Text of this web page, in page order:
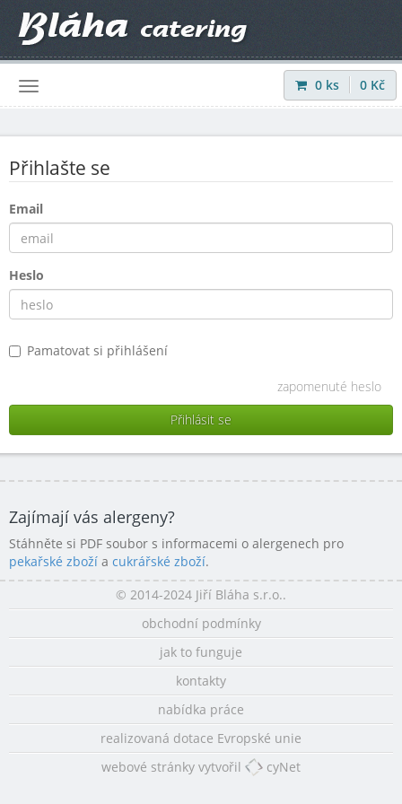
Přihlásit |Registrovat
0 ks 0 Kč
Přihlašte se
Email
Heslo
Pamatovat si přihlášení
zapomenuté heslo
Zajímají vás alergeny?
Stáhněte si PDF soubor s informacemi o alergenech pro
pekařské zboží a cukrářské zboží.
© 2014-2024 Jiří Bláha s.r.o..
obchodní podmínky
jak to funguje
kontakty
nabídka práce
realizovaná dotace Evropské unie
webové stránky vytvořil
cyNet